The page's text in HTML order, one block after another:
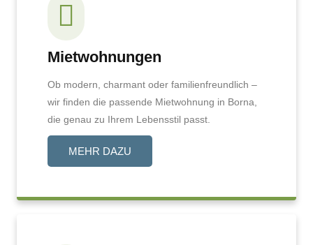
Mietwohnungen
Ob modern, charmant oder familienfreundlich –
wir finden die passende Mietwohnung in Borna,
die genau zu Ihrem Lebensstil passt.
MEHR DAZU